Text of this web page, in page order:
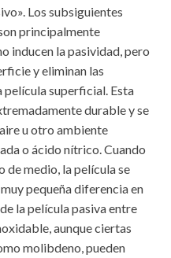
Los subsiguientes
principalmente
inducen la pasividad, pero
y eliminan las
película superficial. Esta
durable y se
u otro ambiente
o ácido nítrico. Cuando
de medio, la película se
pequeña diferencia en
la película pasiva entre
aunque ciertas
molibdeno, pueden